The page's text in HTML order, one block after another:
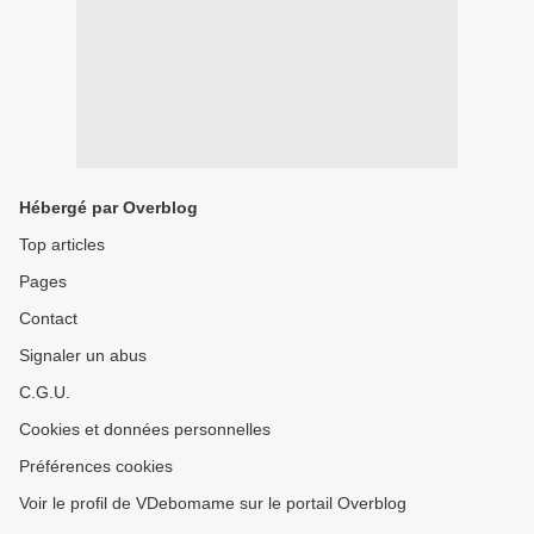
Hébergé par Overblog
Top articles
Pages
Contact
Signaler un abus
C.G.U.
Cookies et données personnelles
Préférences cookies
Voir le profil de VDebomame sur le portail Overblog